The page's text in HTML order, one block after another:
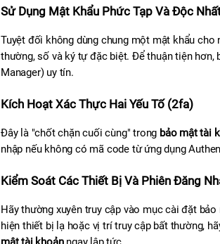
Sử Dụng Mật Khẩu Phức Tạp Và Độc
Tuyệt đối không dùng chung một mật khẩu
thường, số và ký tự đặc biệt. Để thuận tiện hơn,
Manager) uy tín.
Kích Hoạt Xác Thực Hai Yếu Tố (2fa)
Đây là "chốt chặn cuối cùng" trong bảo mật tài
nhập nếu không có mã code từ ứng dụng
Kiểm Soát Các Thiết Bị Và Phiên Đăng
Hãy thường xuyên truy cập vào mục cài đặt
hiện thiết bị lạ hoặc vị trí truy cập bất thường,